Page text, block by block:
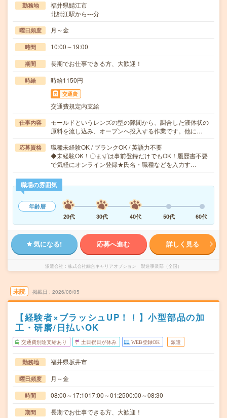
勤務地
福井県鯖江市
北鯖江駅から---分
曜日頻度 月～金
時間 10:00～19:00
期間 長期でお仕事できる方、大歓迎！
時給 時給1150円
交通費
交通費規定内支給
仕事内容
モールドというレンズの型の隙間から、調合した液体状の
原料を流し込み、オーブンへ投入する作業です。他に…
応募資格
職種未経験OK / ブランクOK / 英語力不要
◆未経験OK！〇まずは事前登録だけでもOK！履歴書不要
で気軽にオンライン登録★氏名・職種などを入力す…
職場の雰囲気
年齢層
20代
30代 40代 50代 60代
気になる! 応募へ進む 詳しく見る
派遣会社 株式会社綜合キャリアオプション 製造事業部（全国）
未読 掲載日 2026/08/05
【経験者×ブラッシュUP！！】小型部品の加
工・研磨/日払いOK
交通費別途支給あり 土日祝日が休み WEB登録OK 派遣
勤務地 福井県坂井市
曜日頻度 月～金
時間 08:00～17:1017:00～01:2500:00～08:30
期間 長期でお仕事できる方、大歓迎！